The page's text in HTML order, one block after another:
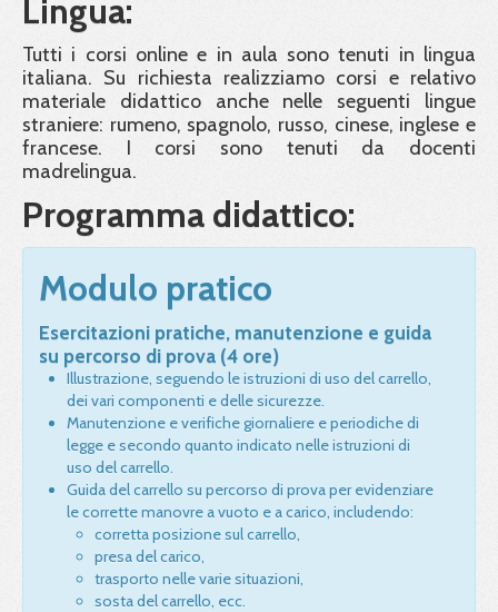
Lingua:
Tutti i corsi online e in aula sono tenuti in lingua
italiana. Su richiesta realizziamo corsi e relativo
materiale didattico anche nelle seguenti lingue
straniere: rumeno, spagnolo, russo, cinese, inglese e
francese. I corsi sono tenuti da docenti
madrelingua.
Programma didattico:
Modulo pratico
Esercitazioni pratiche, manutenzione e guida
su percorso di prova (4 ore)
Illustrazione, seguendo le istruzioni di uso del carrello,
dei vari componenti e delle sicurezze.
Manutenzione e verifiche giornaliere e periodiche di
legge e secondo quanto indicato nelle istruzioni di
uso del carrello.
Guida del carrello su percorso di prova per evidenziare
le corrette manovre a vuoto e a carico, includendo:
corretta posizione sul carrello,
presa del carico,
trasporto nelle varie situazioni,
sosta del carrello, ecc.